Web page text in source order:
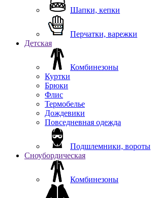
Шапки, кепки
Перчатки, варежки
Детская
Комбинезоны
Куртки
Брюки
Флис
Термобелье
Дождевики
Повседневная одежда
Подшлемники, вороты
Сноубордическая
Комбинезоны